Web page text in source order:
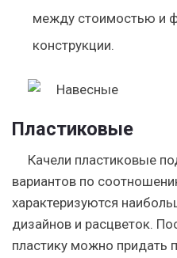
между стоимостью и
конструкции.
Пластиковые
Качели пластиковые
вариантов по
характеризуются
дизайнов и расцветок.
пластику можно придать